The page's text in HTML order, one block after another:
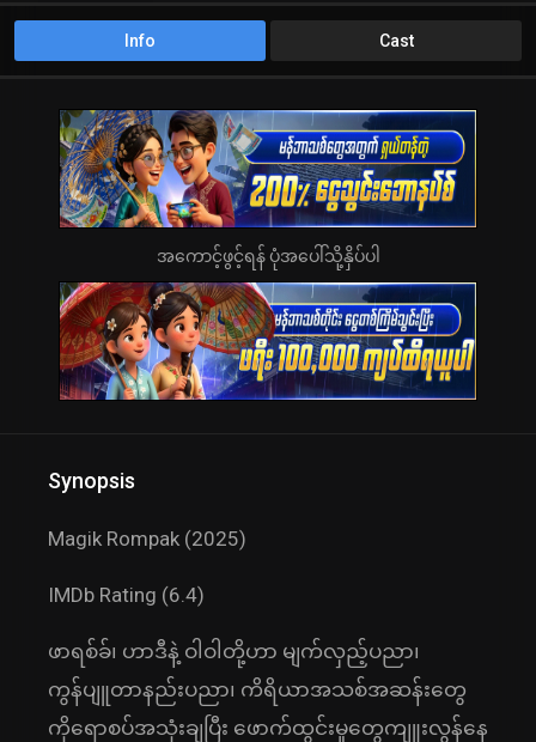
Info Cast
အကောင့်ဖွင့်ရန် ပုံအပေါ်သို့နှိပ်ပါ
Synopsis
Magik Rompak (2025)
IMDb Rating (6.4)
ဖာရစ်ခ်၊ ဟာဒီနဲ့ ဝါဝါတို့ဟာ မျက်လှည့်ပညာ၊
ကွန်ပျူတာနည်းပညာ၊ ကိရိယာအသစ်အဆန်းတွေ
ကိုရောစပ်အသုံးချပြီး ဖောက်ထွင်းမှုတွေကျူးလွန်နေ